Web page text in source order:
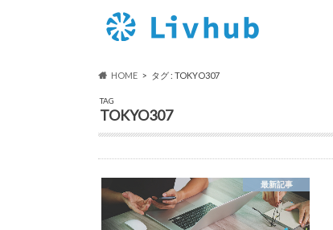
HOME タグ : TOKYO307
TAG
TOKYO307
最新記事